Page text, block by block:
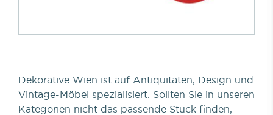
Dekorative Wien ist auf Antiquitäten, Design und
Vintage-Möbel spezialisiert. Sollten Sie in unseren
Kategorien nicht das passende Stück finden,